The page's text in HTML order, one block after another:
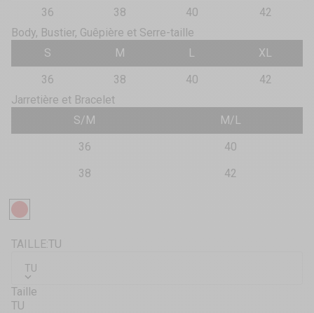
36
38 40
42
Body, Bustier, Guêpière et Serre-taille
S
M L
XL
36
38 40
42
Jarretière et Bracelet
S/M
M/L
36
40
38
42
Rouge
TAILLE:TU
TU
Taille
TU